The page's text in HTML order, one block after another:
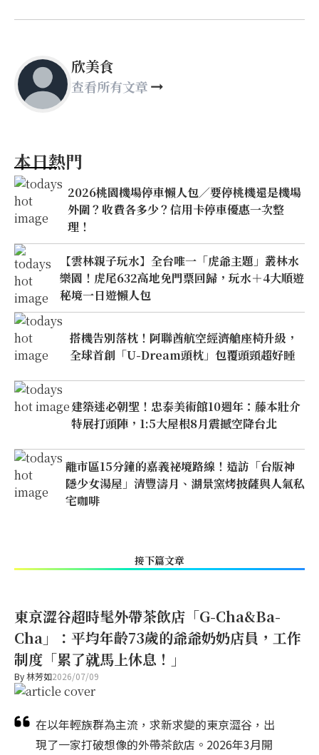
欣美食
查看所有文章
本日熱門
2026桃園機場停車懶人包／要停桃機還是機場
外圍？收費各多少？信用卡停車優惠一次整
理！
【雲林親子玩水】全台唯一「虎爺主題」叢林水
樂園！虎尾632高地免門票回歸，玩水＋4大順遊
秘境一日遊懶人包
搭機告別落枕！阿聯酋航空經濟艙座椅升級，
全球首創「U-Dream頭枕」包覆頭頸超好睡
建築迷必朝聖！忠泰美術館10週年：藤本壯介
特展打頭陣，1:5大屋根8月震撼空降台北
離市區15分鐘的嘉義祕境路線！造訪「台版神
隱少女湯屋」清豐濤月、湖景窯烤披薩與人氣私
宅咖啡
接下篇文章
東京澀谷超時髦外帶茶飲店「G-Cha&Ba-
Cha」：平均年齡73歲的爺爺奶奶店員，工作
制度「累了就馬上休息！」
By林芳如2026/07/09
在以年輕族群為主流，求新求變的東京澀谷，出
現了一家打破想像的外帶茶飲店。2026年3月開